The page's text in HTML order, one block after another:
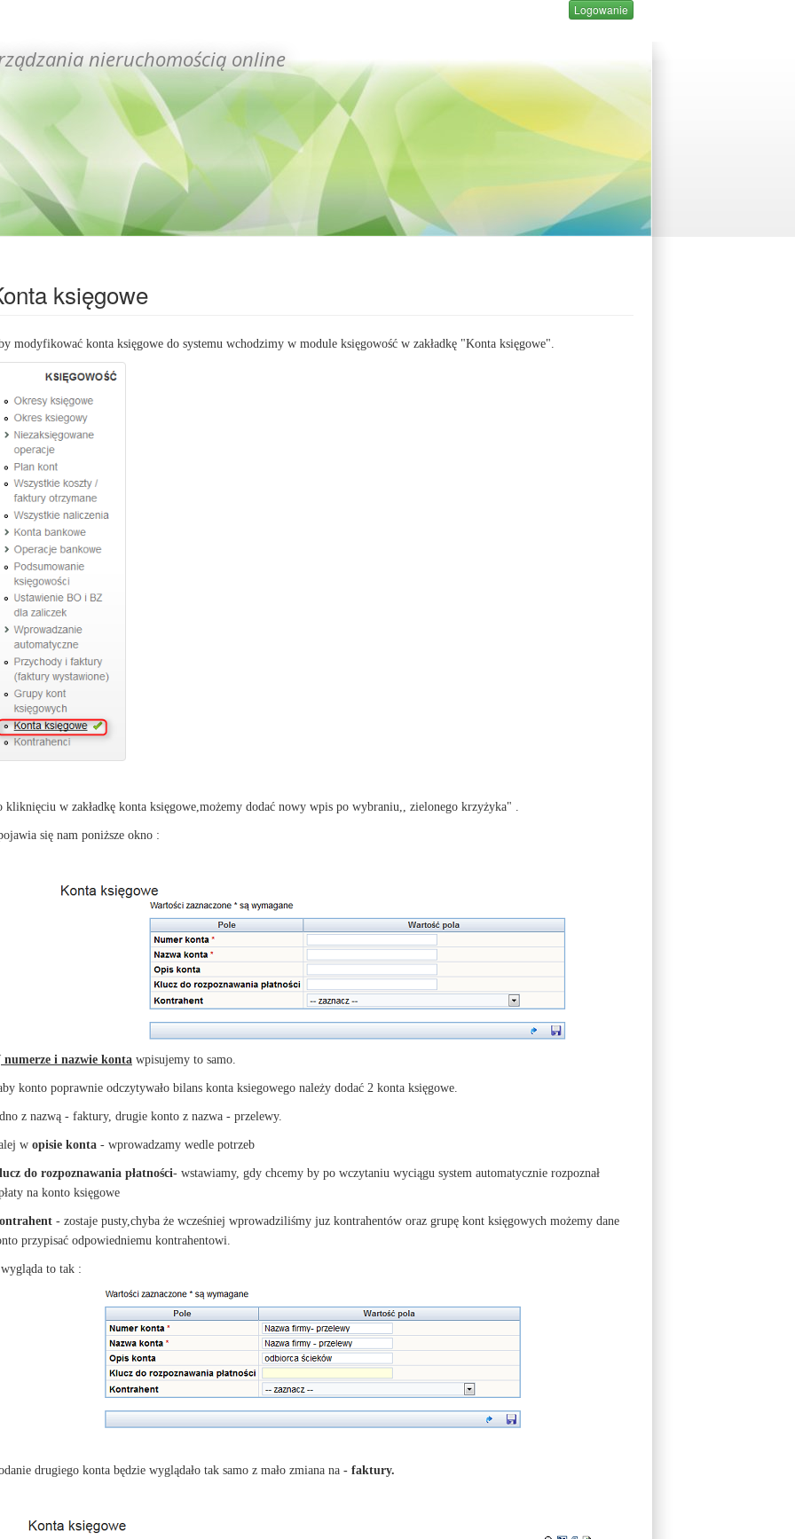
Logowanie
nieruchomością online
księgowe
modyfikować konta księgowe do systemu wchodzimy w module księgowość w zakładkę "Konta księgowe".
kliknięciu w zakładkę konta księgowe,możemy dodać nowy wpis po wybraniu,, zielonego krzyżyka" .
się nam poniższe okno :
numerze i nazwie konta wpisujemy to samo.
konto poprawnie odczytywało bilans konta ksiegowego należy dodać 2 konta księgowe.
z nazwą - faktury, drugie konto z nazwa - przelewy.
w opisie konta - wprowadzamy wedle potrzeb
do rozpoznawania płatności- wstawiamy, gdy chcemy by po wczytaniu wyciągu system automatycznie rozpoznał
na konto księgowe
- zostaje pusty,chyba że wcześniej wprowadziliśmy juz kontrahentów oraz grupę kont księgowych możemy dane
przypisać odpowiedniemu kontrahentowi.
to tak :
drugiego konta będzie wyglądało tak samo z mało zmiana na - faktury.